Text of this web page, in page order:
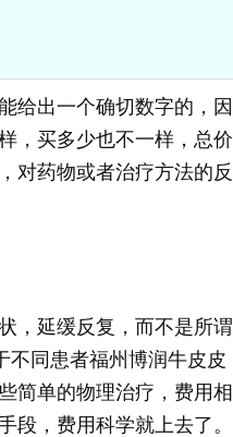
给出一个确切数字的，因
，买多少也不一样，总价
对药物或者治疗方法的反
，延缓反复，而不是所谓
不同患者福州博润牛皮皮
简单的物理治疗，费用相
段，费用科学就上去了。